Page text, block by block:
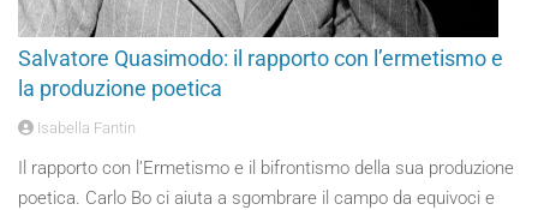
Salvatore Quasimodo: il rapporto con l’ermetismo e
la produzione poetica
Isabella Fantin
Il rapporto con l’Ermetismo e il bifrontismo della sua produzione
poetica. Carlo Bo ci aiuta a sgombrare il campo da equivoci e